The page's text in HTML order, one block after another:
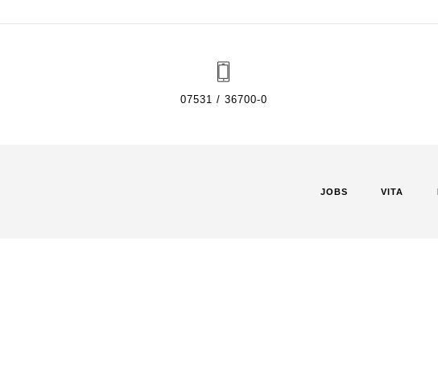
07531 / 36700-0
JOBS VITA